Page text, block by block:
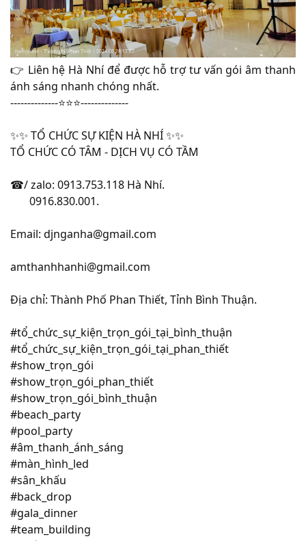
👉 Liên hệ Hà Nhí để được hỗ trợ tư vấn gói âm thanh
ánh sáng nhanh chóng nhất.
--------------⭐️⭐️⭐️--------------
✨✨ TỔ CHỨC SỰ KIỆN HÀ NHÍ ✨✨
TỔ CHỨC CÓ TÂM - DỊCH VỤ CÓ TẦM
☎/ zalo: 0913.753.118 Hà Nhí.
0916.830.001.
Email: djnganha@gmail.com
amthanhhanhi@gmail.com
Địa chỉ: Thành Phố Phan Thiết, Tỉnh Bình Thuận.
#tổ_chức_sự_kiện_trọn_gói_tại_bình_thuận
#tổ_chức_sự_kiện_trọn_gói_tại_phan_thiết
#show_trọn_gói
#show_trọn_gói_phan_thiết
#show_trọn_gói_bình_thuận
#beach_party
#pool_party
#âm_thanh_ánh_sáng
#màn_hình_led
#sân_khấu
#back_drop
#gala_dinner
#team_building